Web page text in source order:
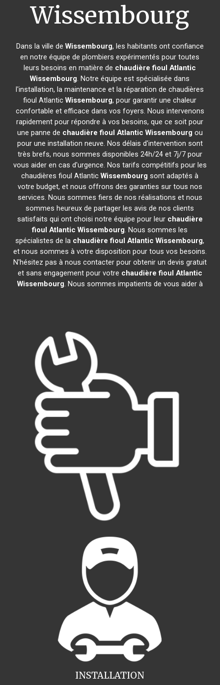
Wissembourg
Dans la ville de Wissembourg, les habitants ont confiance
en notre équipe de plombiers expérimentés pour toutes
leurs besoins en matière de chaudière fioul Atlantic
Wissembourg. Notre équipe est spécialisée dans
l'installation, la maintenance et la réparation de chaudières
fioul AtlanticWissembourg, pour garantir une chaleur
confortable et efficace dans vos foyers. Nous intervenons
rapidement pour répondre à vos besoins, que ce soit pour
une panne de chaudière fioul Atlantic Wissembourg ou
pour une installation neuve. Nos délais d'intervention sont
très brefs, nous sommes disponibles 24h/24 et 7j/7 pour
vous aider en cas d'urgence. Nos tarifs compétitifs pour les
chaudières fioul AtlanticWissembourg sont adaptés à
votre budget, et nous offrons des garanties sur tous nos
services. Nous sommes fiers de nos réalisations et nous
sommes heureux de partager les avis de nos clients
satisfaits qui ont choisi notre équipe pour leur chaudière
fioul Atlantic Wissembourg. Nous sommes les
spécialistes de la chaudière fioul Atlantic Wissembourg,
et nous sommes à votre disposition pour tous vos besoins.
N'hésitez pas à nous contacter pour obtenir un devis gratuit
et sans engagement pour votre chaudière fioul Atlantic
Wissembourg. Nous sommes impatients de vous aider à
INSTALLATION